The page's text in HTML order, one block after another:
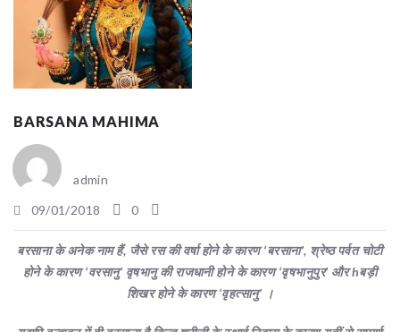
BARSANA MAHIMA
admin
09/01/2018
0
बरसाना के अनेक नाम हैं, जैसे रस की वर्षा होने के कारण ‘बरसाना’, श्रेष्ठ पर्वत चोटी
होने के कारण ‘वरसानु’ वृषभानु की राजधानी होने के कारण ‘वृषभानुपुर’ और hबड़ी
शिखर होने के कारण ‘वृहत्सानु’ ।